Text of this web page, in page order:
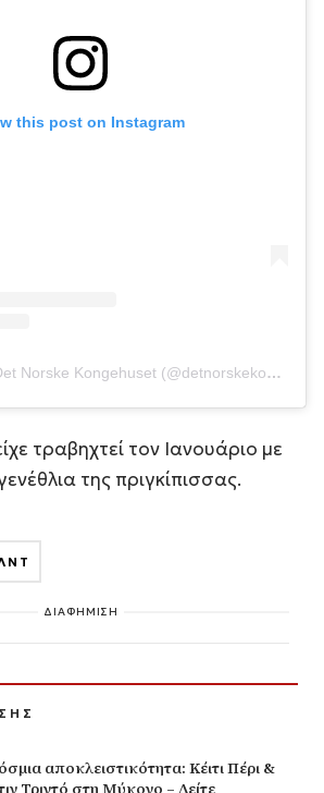
this post on Instagram
A post shared by Det Norske Kongehuset (@detnorskekongehus)
τραβηχτεί τον Ιανουάριο με
της πριγκίπισσας.
ΔΙΑΦΗΜΙΣΗ
αποκλειστικότητα: Κέιτι Πέρι &